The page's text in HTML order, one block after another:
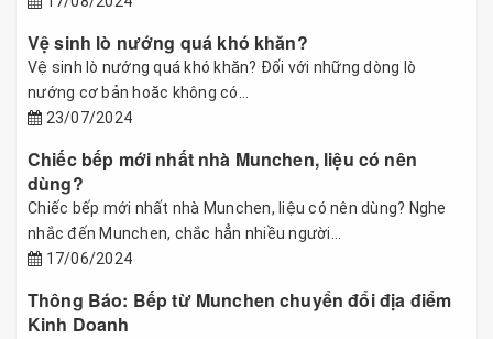
Vệ sinh lò nướng quá khó khăn?
Vệ sinh lò nướng quá khó khăn? Đối với những dòng lò
nướng cơ bản hoăc không có...
23/07/2024
Chiếc bếp mới nhất nhà Munchen, liệu có nên
dùng?
Chiếc bếp mới nhất nhà Munchen, liệu có nên dùng? Nghe
nhắc đến Munchen, chắc hẳn nhiều người...
17/06/2024
Thông Báo: Bếp từ Munchen chuyển đổi địa điểm
Kinh Doanh